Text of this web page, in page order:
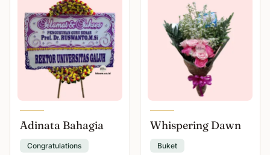
Adinata Bahagia
Congratulations
Whispering Dawn
Buket